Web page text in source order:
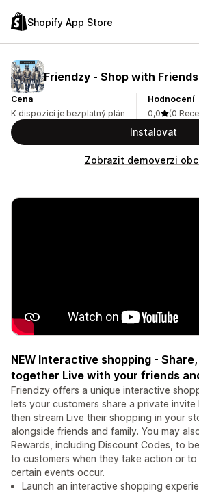
Shopify App Store
Friendzy ‑ Shop with Friends
Cena
K dispozici je bezplatný plán
Hodnocení
0,0
(0
Instalovat
Zobrazit demoverzi
NEW Interactive shopping -
together Live with your friends
Friendzy offers a unique interactive
lets your customers share a private
then stream Live their shopping in your
alongside friends and family. You may
Rewards, including Discount Codes, to
to customers when they take action or to
certain events occur.
Launch an interactive shopping